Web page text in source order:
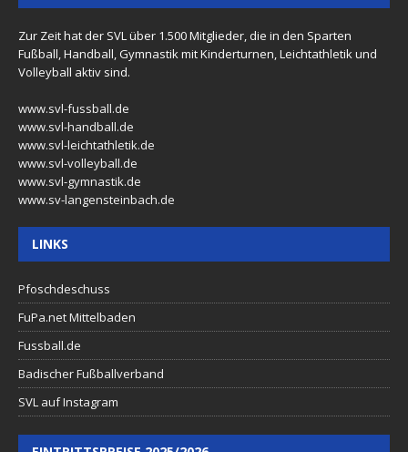
Zur Zeit hat der SVL über 1.500 Mitglieder, die in den Sparten
Fußball, Handball, Gymnastik mit Kinderturnen, Leichtathletik und
Volleyball aktiv sind.
www.svl-fussball.de
www.svl-handball.de
www.svl-leichtathletik.de
www.svl-volleyball.de
www.svl-gymnastik.de
www.sv-langensteinbach.de
LINKS
Pfoschdeschuss
FuPa.net Mittelbaden
Fussball.de
Badischer Fußballverband
SVL auf Instagram